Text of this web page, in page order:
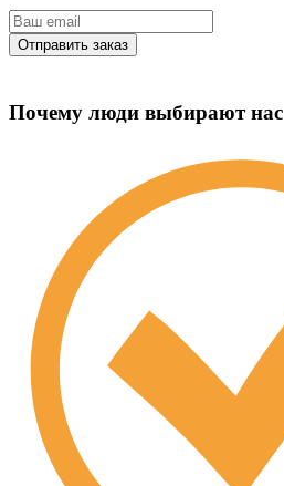
Почему люди выбирают нас